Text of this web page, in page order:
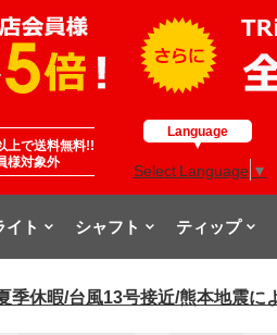
上で送料無料!!
様対象外
Language
Select Language ▼
イト シャフト ティップ
季休暇/台風13号接近/熊本地震に